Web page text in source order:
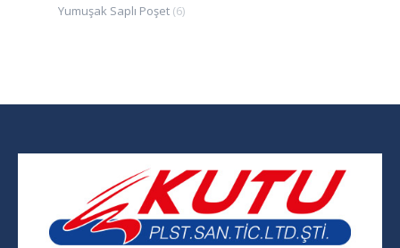
Yumuşak Saplı Poşet (6)